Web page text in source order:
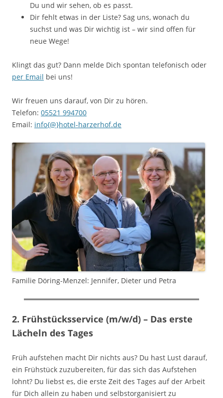
Du und wir sehen, ob es passt.
Dir fehlt etwas in der Liste? Sag uns, wonach du
suchst und was Dir wichtig ist – wir sind offen für
neue Wege!
Klingt das gut? Dann melde Dich spontan telefonisch oder
per Email bei uns!
Wir freuen uns darauf, von Dir zu hören.
Telefon: 05521 994700
Email: info{@}hotel-harzerhof.de
Familie Döring-Menzel: Jennifer, Dieter und Petra
2. Frühstücksservice (m/w/d) – Das erste
Lächeln des Tages
Früh aufstehen macht Dir nichts aus? Du hast Lust darauf,
ein Frühstück zuzubereiten, für das sich das Aufstehen
lohnt? Du liebst es, die erste Zeit des Tages auf der Arbeit
für Dich allein zu haben und selbstorganisiert zu